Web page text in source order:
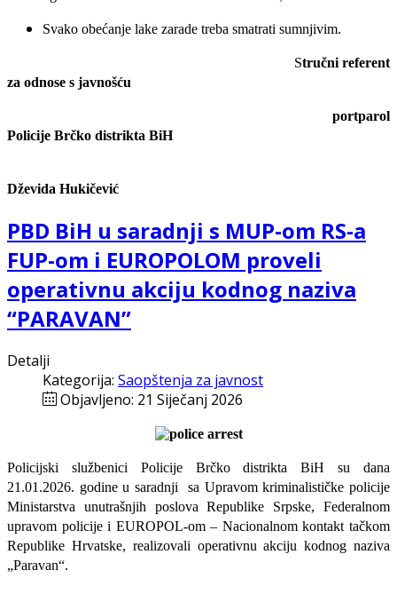
Svako obećanje lake zarade treba smatrati sumnjivim.
Stručni referent
za odnose s javnošću
portparol
Policije Brčko distrikta BiH
Dževida Hukičević
PBD BiH u saradnji s MUP-om RS-a
FUP-om i EUROPOLOM proveli
operativnu akciju kodnog naziva
“PARAVAN”
Detalji
Kategorija: Saopštenja za javnost
Objavljeno: 21 Siječanj 2026
Policijski službenici Policije Brčko distrikta BiH su dana
21.01.2026. godine u saradnjisa Upravom kriminalističke policije
Ministarstva unutrašnjih poslova Republike Srpske, Federalnom
upravom policije i EUROPOL-om – Nacionalnom kontakt tačkom
Republike Hrvatske, realizovali operativnu akciju kodnog naziva
„Paravan“.